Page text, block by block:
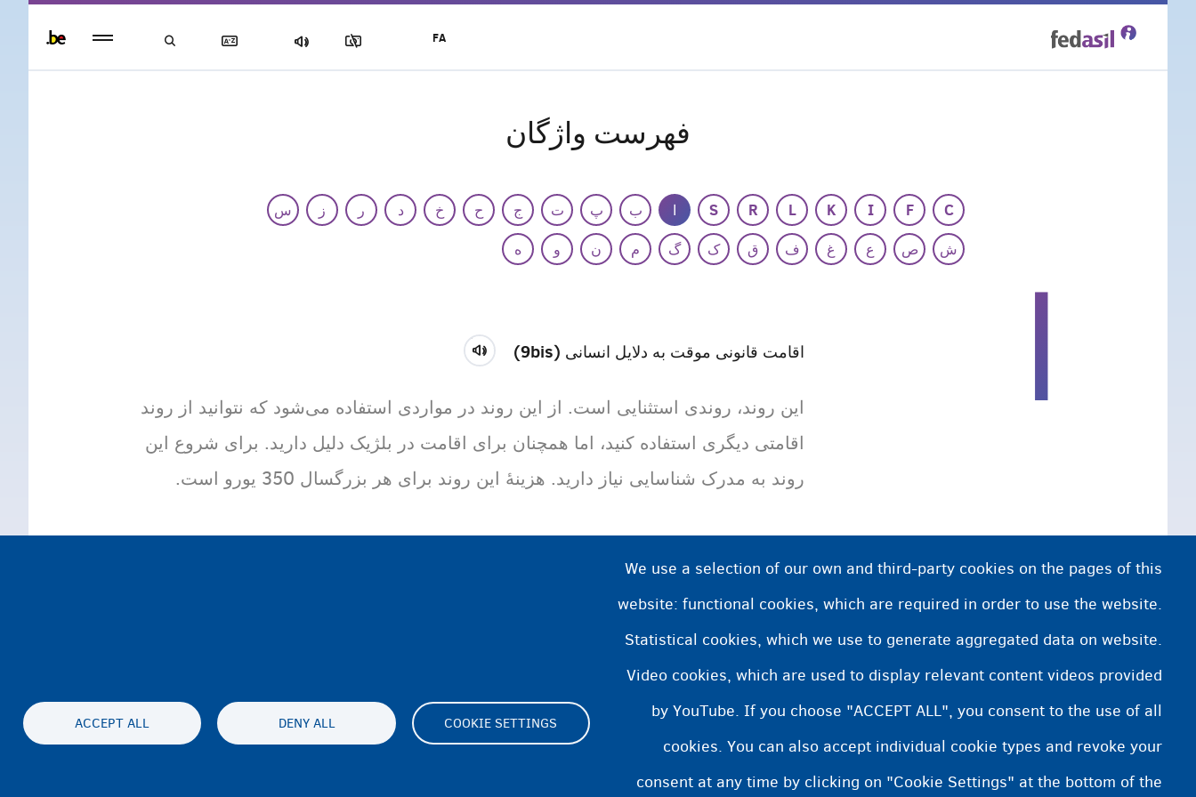
فهرست واژگان
C
F
I
K
L
R
S ا ب پ ت ج ح خ د ر ز
س
ش
ص ع غ ف ق ک گ م ن و ه ا اقامت قانونی موقت به دلایل انسانی (9bis)
این روند، روندی استثنایی است. از این روند در مواردی استفاده می‌شود که نتوانید از روند
اقامتی دیگری استفاده کنید، اما همچنان برای اقامت در بلژیک دلیل دارید. برای شروع این
روند به مدرک شناسایی نیاز دارید. هزینۀ این روند برای هر بزرگسال 350 یورو است.
We use a selection of our own and third-party cookies on the pages of this
website: functional cookies, which are required in order to use the website.
Statistical cookies, which we use to generate aggregated data on website.
Video cookies, which are used to display relevant content videos provided
by YouTube. If you choose "ACCEPT ALL", you consent to the use of all
cookies. You can also accept individual cookie types and revoke your
consent at any time by clicking on "Cookie Settings" at the bottom of the
COOKIE SETTINGS
DENY ALL
ACCEPT ALL
Footer
Cookie Settings
FA
footer